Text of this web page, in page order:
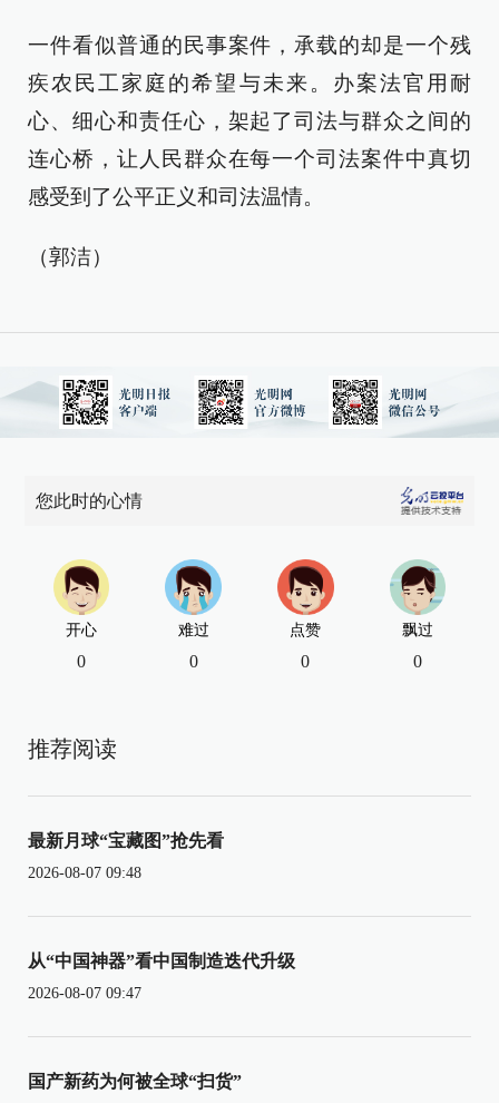
一件看似普通的民事案件，承载的却是一个残
疾农民工家庭的希望与未来。办案法官用耐
心、细心和责任心，架起了司法与群众之间的
连心桥，让人民群众在每一个司法案件中真切
感受到了公平正义和司法温情。
（郭洁）
您此时的心情
开心
0
难过
0
点赞
0
飘过
0
推荐阅读
最新月球“宝藏图”抢先看
2026-08-07 09:48
从“中国神器”看中国制造迭代升级
2026-08-07 09:47
国产新药为何被全球“扫货”